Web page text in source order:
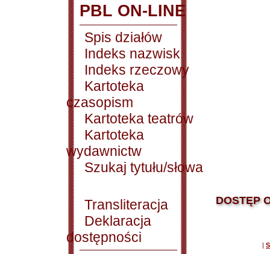
PBL ON-LINE
Spis działów
Indeks nazwisk
Indeks rzeczowy
Kartoteka
czasopism
Kartoteka teatrów
Kartoteka
wydawnictw
Szukaj tytułu/słowa
Transliteracja
Deklaracja
dostępności
DOSTĘP
|